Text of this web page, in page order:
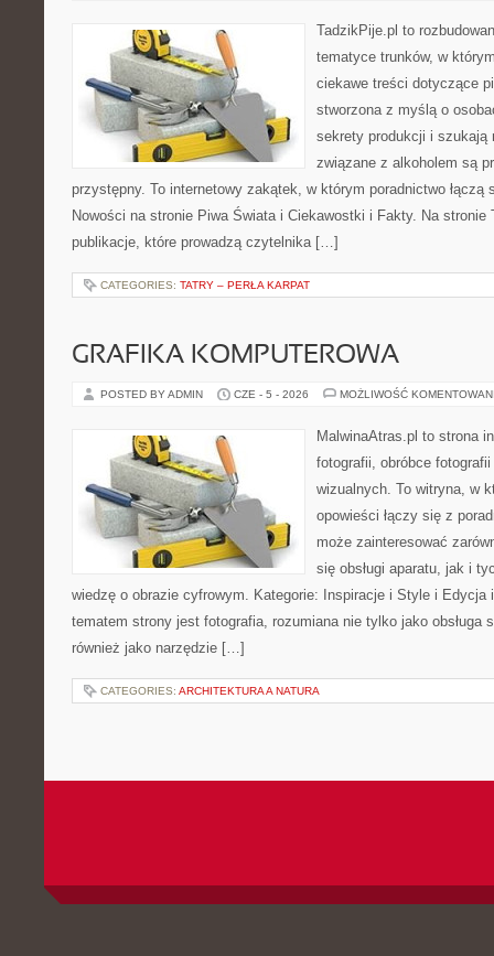
TadzikPije.pl to
tematyce trunków, w
ciekawe treści dotyczące
stworzona z myślą o
sekrety produkcji i szukają
związane z alkoholem są
przystępny. To internetowy zakątek, w którym poradnictwo łączą
Nowości na stronie Piwa Świata i Ciekawostki i Fakty. Na
publikacje, które prowadzą czytelnika […]
CATEGORIES: TATRY – PERŁA KARPAT
GRAFIKA KOMPUTEROWA
POSTED BY ADMIN CZE - 5 - 2026 MOŻLIWOŚĆ
MalwinaAtras.pl to strona
fotografii, obróbce
wizualnych. To witryna, w
opowieści łączy się z
może zainteresować
się obsługi aparatu, jak i
wiedzę o obrazie cyfrowym. Kategorie: Inspiracje i Style i Edycja
tematem strony jest fotografia, rozumiana nie tylko jako obsługa
również jako narzędzie […]
CATEGORIES: ARCHITEKTURA A NATURA